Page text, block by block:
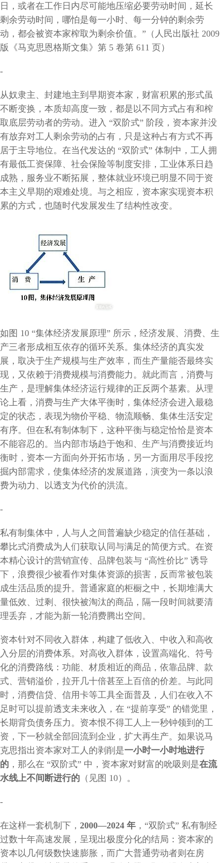
日，或者在工作日内尽可能地压缩必要劳动时间，延长
剩余劳动时间，哪怕是每一小时、每一分钟的剩余劳
动，都会被资本家榨取为剩余价值。”（人民出版社 2009
版《马克思恩格斯文集》第 5 卷第 611 页）
-
从奴隶主、封建地主到早期资本家，财富积累的形式虽
不断变换，本质却高度一致，都是以不同方式占有和榨
取底层劳动者的劳动。进入 “双阶式” 阶段，资本家并没
有放弃对工人剩余劳动的占有，只是这种占有方式不再
居于主导地位。在当代发达的 “双阶式” 体制中，工人拥
有最低工资保障、社会保险等制度安排，工业体系日趋
成熟，服务业不断拓展，整体就业环境已明显不同于资
本主义早期的艰难处境。与之相应，资本家实现资本积
累的方式，也随时代发展发生了结构性改变。
如图 10 “集体经济发展原理” 所示，经济发展、消费、生
产三者形成相互依存的循环关系。集体经济的真实发
展，取决于生产规模与生产效率，而生产量能否最终实
现，又依赖于消费规模与消费能力。就此而言，消费与
生产，是理解集体经济运行规律的正反两个基素。从理
论上看，消费与生产大体平衡时，集体经济会进入最稳
定的状态，表现为物价平稳、物流顺畅、集体生活安定
有序。但在私有制体制下，这种平衡与稳定恰恰是资本
不能容忍的。当内部市场趋于饱和、生产与消费接近均
衡时，资本一方面向外开拓市场，另一方面用尽手段挖
掘内部需求，使集体经济的发展道路，演变为一条以浪
费为动力、以透支为代价的洪流。
-
私有制集体中，人与人之间普遍缺少稳定的信任基础，
攀比式消费成为人们获取认同与满足的简便方式。在资
本精心设计的营销宣传、品牌包装与 “高性价比” 诱导
下，浪费很少被看作对集体资源的损害，反而常被包装
成生活品质的提升。普通家庭的柜橱之中，长期堆满大
量低效、过剩、很快被淘汰的商品，隔一段时间就要清
理丢弃，才能为新一轮消费腾出空间。
资本针对不同收入群体，构建了低收入、中收入和高收
入分层的消费体系。对高收入群体，设置高端化、符号
化的消费路线：功能、材质相近的商品，依靠品牌、款
式、营销溢价，拉开几十倍甚至上百倍的价差。与此同
时，消费信贷、信用卡等工具全面普及，人们在收入不
足时可以提前透支未来收入，在 “提前享受” 的错觉里，
长期背负债务压力。资本恨不得工人上一秒钟领到的工
资，下一秒就全部回流到企业，扩大再生产。如果说马
克思指出资本家对工人的剥削是一小时一小时地进行
的 ，那么在 “双阶式” 中，资本家对财富的吮吸则是在流
水线上不间断进行的 （见图 10）。
-
在这样一套机制下， 2000—2024 年 ， “双阶式” 私有制经
过数十年高速发展，呈现出极度分化的结局：资本家的
资本以几何级数快速膨胀，而广大普通劳动者则在房